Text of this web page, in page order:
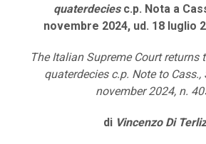
quaterdeciesc.p. Nota a
novembre 2024, ud. 18 luglio
The Italian Supreme Court returns
quaterdecies c.p. Note to Cass.,
november 2024, n.
di Vincenzo Di